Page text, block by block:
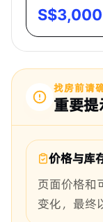
S$3,000
找房前请
重要提
价格与库
页面价格和
变化，最终